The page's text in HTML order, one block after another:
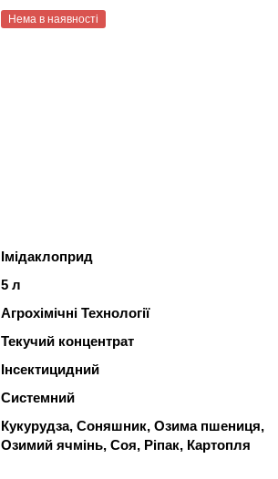
Нема в наявності
Імідаклоприд
5 л
Агрохімічні Технології
Текучий концентрат
Інсектицидний
Системний
Кукурудза, Соняшник, Озима пшениця,
Озимий ячмінь, Соя, Ріпак, Картопля